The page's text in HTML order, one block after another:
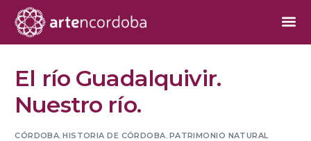
El río Guadalquivir.
Nuestro río.
CÓRDOBA ,HISTORIA DE CÓRDOBA PATRIMONIO NATURAL